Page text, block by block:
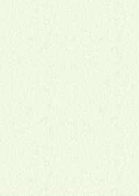
2025年06月19日
2025年06月17日 6
2025年06月05日